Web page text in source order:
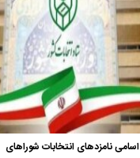
اسامی نامزدهای انتخابات شوراهای